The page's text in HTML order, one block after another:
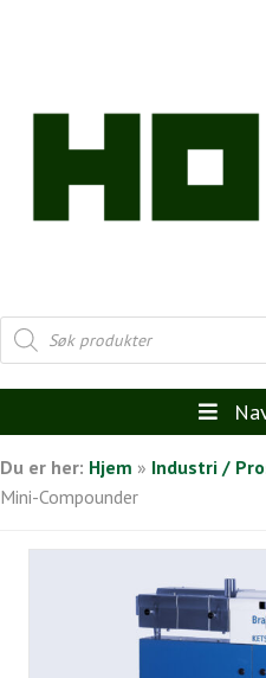
Products
search
Du er her: Hjem » Industri /
Mini-Compounder